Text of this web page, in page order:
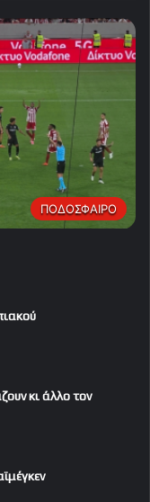
ΠΟΔΟΣΦΑΙΡΟ
κι άλλο τον